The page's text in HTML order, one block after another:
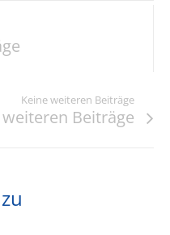
Keine weiteren Beiträge
weiteren Beiträge